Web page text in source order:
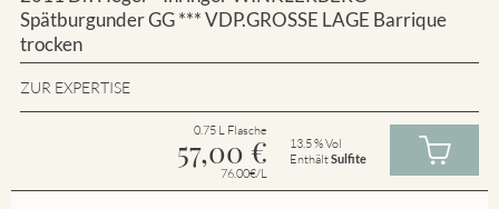
Spätburgunder GG *** VDP.GROSSE LAGE Barrique
trocken
ZUR EXPERTISE
0.75 L Flasche
57,00 €
76.00€/L
13.5 % Vol
EnthältSulfite